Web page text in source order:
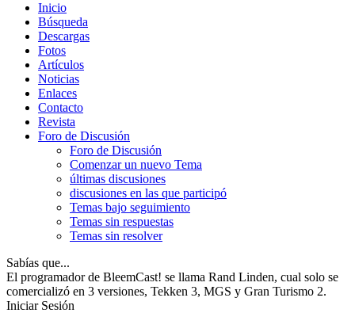
Inicio
Búsqueda
Descargas
Fotos
Artículos
Noticias
Enlaces
Contacto
Revista
Foro de Discusión
Foro de Discusión
Comenzar un nuevo Tema
últimas discusiones
discusiones en las que participó
Temas bajo seguimiento
Temas sin respuestas
Temas sin resolver
Sabías que...
El programador de BleemCast! se llama Rand Linden, cual solo se
comercializó en 3 versiones, Tekken 3, MGS y Gran Turismo 2.
Iniciar Sesión